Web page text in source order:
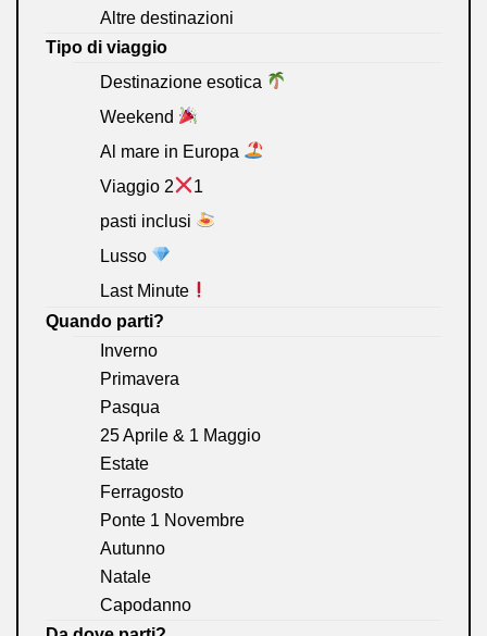
Altre destinazioni
Tipo di viaggio
Destinazione esotica
Weekend
Al mare in Europa
Viaggio 2
1
pasti inclusi
Lusso
Last Minute
Quando parti?
Inverno
Primavera
Pasqua
25 Aprile & 1 Maggio
Estate
Ferragosto
Ponte 1 Novembre
Autunno
Natale
Capodanno